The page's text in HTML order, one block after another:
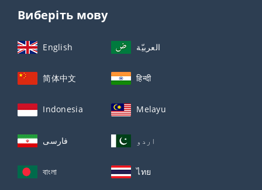
Виберіть мову
English العربيّة
简体中文 हिन्दी
Indonesia Melayu
فارسی اردو
বাংলা ไทย